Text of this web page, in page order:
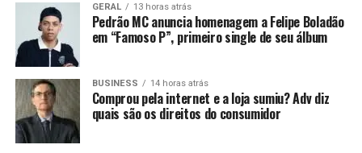
GERAL 13 horas atrás
Pedrão MC anuncia homenagem a Felipe Boladão
em “Famoso P”, primeiro single de seu álbum
BUSINESS 14 horas atrás
Comprou pela internet e a loja sumiu? Adv diz
quais são os direitos do consumidor